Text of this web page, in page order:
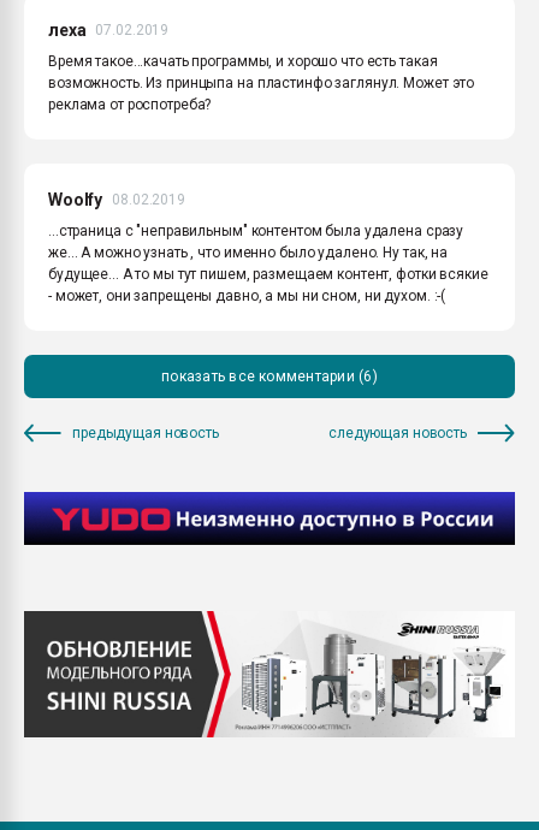
леха
07.02.2019
Время такое...качать программы, и хорошо что есть такая
возможность. Из принцыпа на пластинфо заглянул. Может это
реклама от роспотреба?
Woolfy
08.02.2019
...страница с "неправильным" контентом была удалена сразу
же... А можно узнать , что именно было удалено. Ну так, на
будущее... А то мы тут пишем, размещаем контент, фотки всякие
- может, они запрещены давно, а мы ни сном, ни духом. :-(
показать все комментарии (6)
предыдущая новость следующая новость